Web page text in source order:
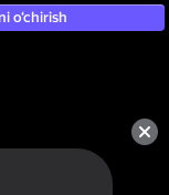
o‘chirish